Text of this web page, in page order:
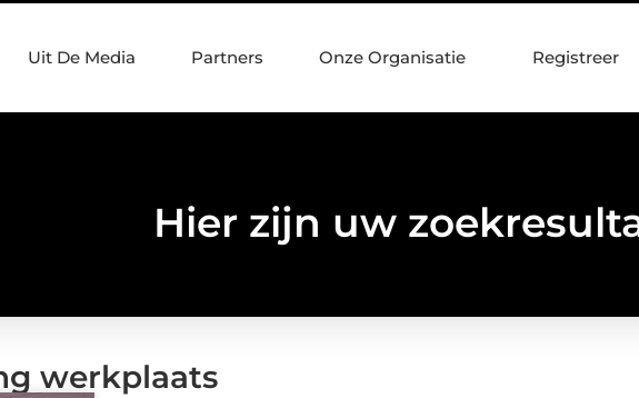
Uit De Media Partners Onze Organisatie Registreer
Hier zijn uw
werkplaats